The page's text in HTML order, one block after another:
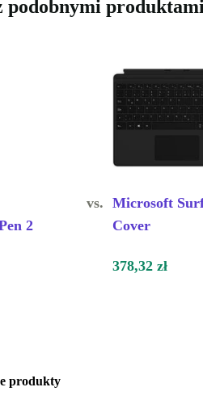
podobnymi
2
vs. Microsoft
Cover
378,32 zł
produkty